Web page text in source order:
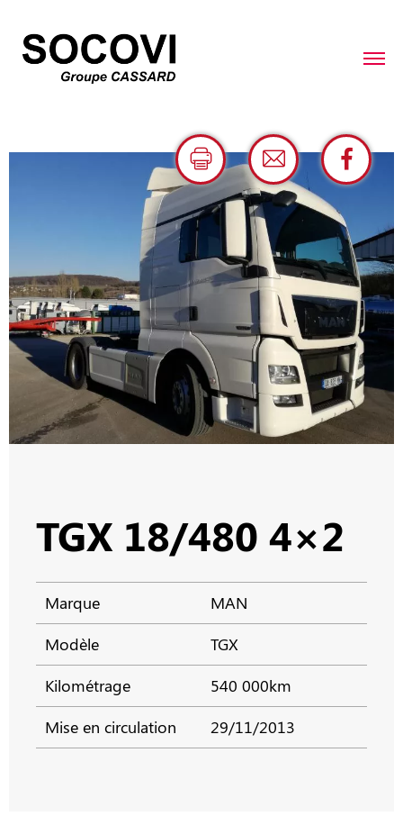
TGX 18/480 4×2
Marque
MAN
Modèle
TGX
Kilométrage
540 000km
Mise en circulation
29/11/2013